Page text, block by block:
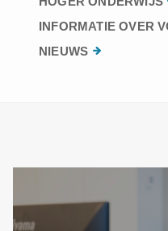
INFORMATIE OVER
NIEUWS